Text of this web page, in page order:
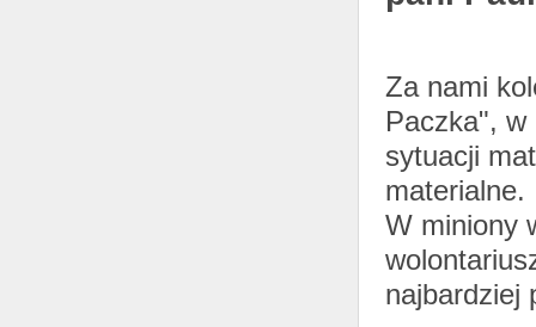
Za nami
Paczka", w
sytuacji
materialne.
W miniony
najbardziej